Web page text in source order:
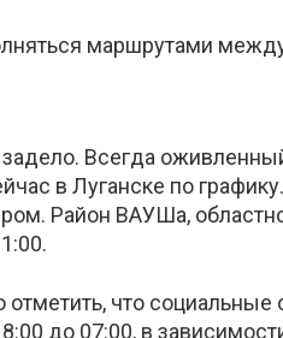
маршрутами
Всегда
в Луганске по
Район ВАУШа,
отметить, что
до 07:00, в